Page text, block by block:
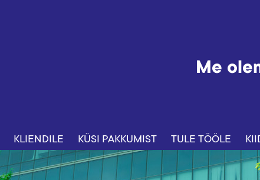
Me
KLIENDILE KÜSI PAKKUMIST TULE TÖÖLE